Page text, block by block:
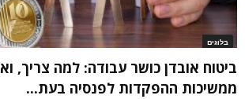
בלוגים
ביטוח אובדן כושר עבודה: למה צריך,
ממשיכות ההפקדות לפנסיה בעת...